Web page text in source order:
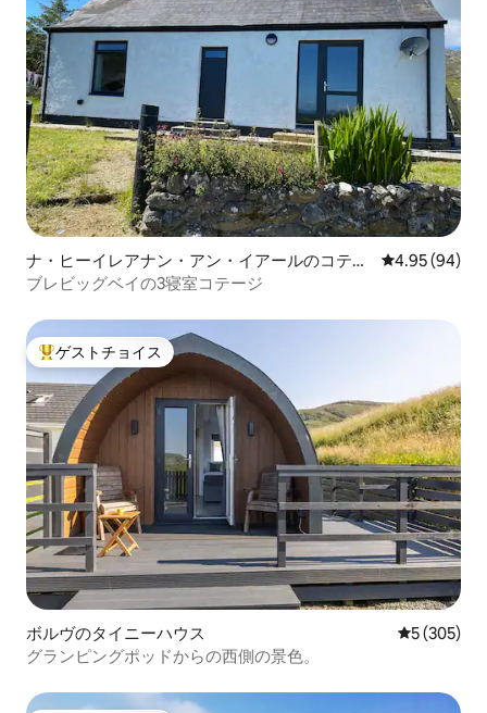
ナ・ヒーイレアナン・アン・イアールのコテー
ジ
レビュー94
4.95 (94)
ブレビッグベイの3寝室コテージ
大好評のゲストチョイスです。
ゲストチョイス
ボルヴのタイニーハウス レビュー
5 (305)
グランピングポッドからの西側の景色。